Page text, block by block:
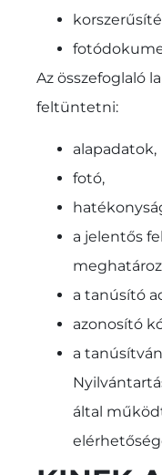
Az összefoglaló
feltüntetni:
alapadatok,
fotó,
a jelentős
a tanúsító
azonosító
a
által